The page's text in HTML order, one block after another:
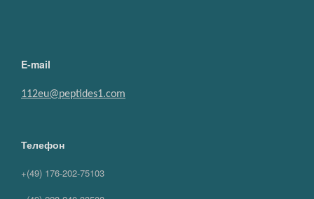
E-mail
112eu@peptides1.com
Телефон
+(49) 176-202-75103